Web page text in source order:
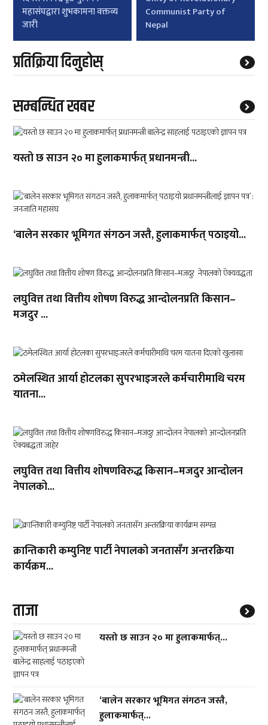
महासंघद्वारा शुभकामना वक्तव्य
जारी
Communist Party of
Nepal
प्रतिक्रिया दिनुहोस्
सम्बन्धित खबर
यस्तो छ साउन २० मा हुलाकमार्फत् प्रधानमन्त्री...
‘बालेन सरकार भूमिगत संगठन जस्तै, हुलाकमार्फत् पठाइयो...
लघुवित्त तथा वित्तीय शोषण विरुद्ध आन्दोलनप्रति किसान–
मजदुर ...
ठमेलस्थित आर्या होटलका सुपरभाइजरले कर्मचारीमाथि चरम
यातना...
लघुवित्त तथा वित्तीय शोषणविरुद्ध किसान–मजदुर आन्दोलन
नेपालको...
क्रान्तिकारी कम्युनिष्ट पार्टी नेपालको जनतासँग अन्तरक्रिया
कार्यक्रम...
ताजा
यस्तो छ साउन २० मा हुलाकमार्फत्...
‘बालेन सरकार भूमिगत संगठन जस्तै,
हुलाकमार्फत्...